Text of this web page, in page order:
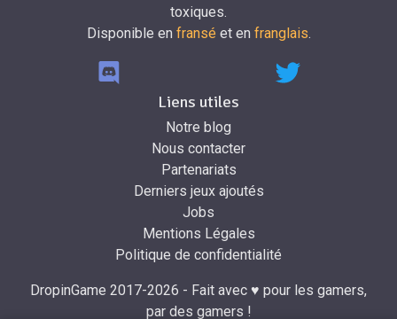
toxiques.
Disponible en fransé et en franglais.
Liens utiles
Notre blog
Nous contacter
Partenariats
Derniers jeux ajoutés
Jobs
Mentions Légales
Politique de confidentialité
DropinGame 2017-2026 - Fait avec ♥ pour les gamers,
par des gamers !